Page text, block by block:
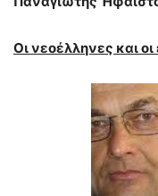
Οι νεοέλληνες και